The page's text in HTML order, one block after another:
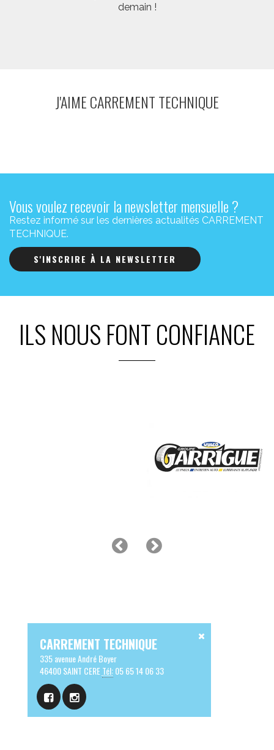
demain !
J'AIME CARREMENT TECHNIQUE
Vous voulez recevoir la newsletter mensuelle ?
Restez informé sur les dernières actualités CARREMENT
TECHNIQUE.
S'INSCRIRE À LA NEWSLETTER
ILS NOUS FONT CONFIANCE
CARREMENT TECHNIQUE
335 avenue André Boyer
46400 SAINT CERETél:05 65 14 06 33